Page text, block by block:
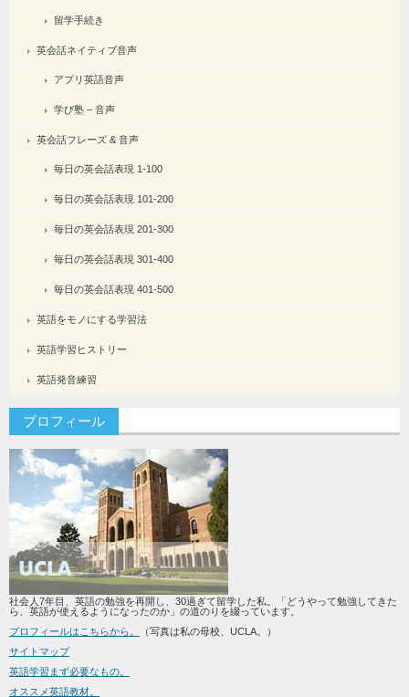
留学手続き
英会話ネイティブ音声
アプリ英語音声
学び塾 – 音声
英会話フレーズ & 音声
毎日の英会話表現 1-100
毎日の英会話表現 101-200
毎日の英会話表現 201-300
毎日の英会話表現 301-400
毎日の英会話表現 401-500
英語をモノにする学習法
英語学習ヒストリー
英語発音練習
プロフィール
社会人7年目、英語の勉強を再開し、30過ぎて留学した私。「どうやって勉強してきた
ら、英語が使えるようになったのか」の道のりを綴っています。
プロフィールはこちらから。
（写真は私の母校、UCLA。）
サイトマップ
英語学習まず必要なもの。
オススメ英語教材。